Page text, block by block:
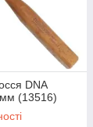
DNA
(13516)